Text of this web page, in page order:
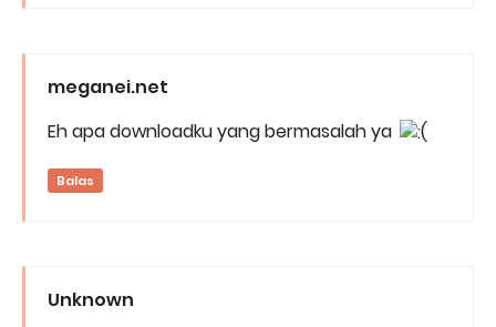
meganei.net
Eh apa downloadku yang bermasalah ya
Balas
Unknown